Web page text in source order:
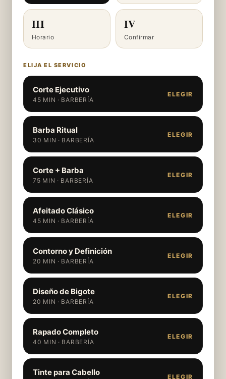
III
Horario
IV
Confirmar
ELIJA EL SERVICIO
Corte Ejecutivo
45 MIN · BARBERÍA
ELEGIR
Barba Ritual
30 MIN · BARBERÍA
ELEGIR
Corte + Barba
75 MIN · BARBERÍA
ELEGIR
Afeitado Clásico
45 MIN · BARBERÍA
ELEGIR
Contorno y Definición
20 MIN · BARBERÍA
ELEGIR
Diseño de Bigote
20 MIN · BARBERÍA
ELEGIR
Rapado Completo
40 MIN · BARBERÍA
ELEGIR
Tinte para Cabello ELEGIR